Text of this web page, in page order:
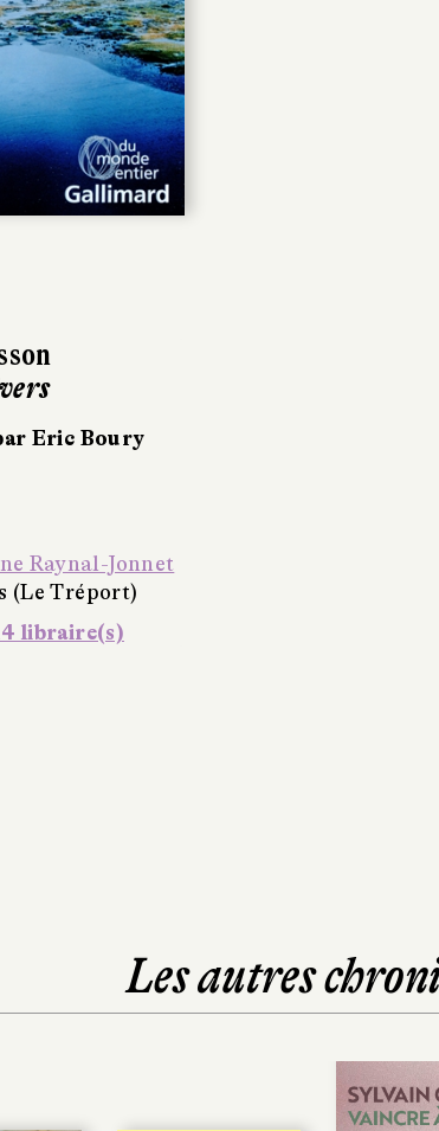
Eric Boury
Raynal-Jonnet
(Le Tréport)
libraire(s)
Les autres